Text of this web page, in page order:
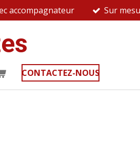
accompagnateur Sur
CONTACTEZ-NOUS